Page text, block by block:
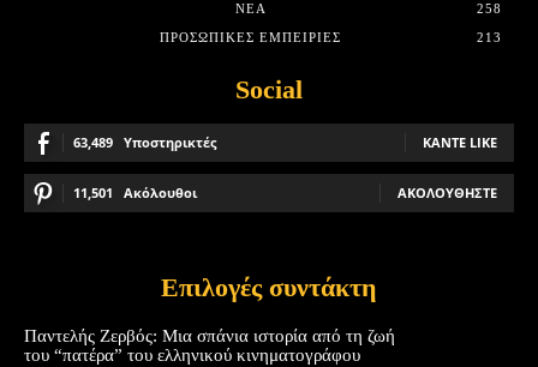
ΝΈΑ
258
ΠΡΟΣΩΠΙΚΈΣ ΕΜΠΕΙΡΊΕΣ
213
Social
63,489 Υποστηρικτές ΚΆΝΤΕ LIKE
11,501 Ακόλουθοι ΑΚΟΛΟΥΘΉΣΤΕ
Επιλογές συντάκτη
Παντελής Ζερβός: Μια σπάνια ιστορία από τη ζωή
του “πατέρα” του ελληνικού κινηματογράφου